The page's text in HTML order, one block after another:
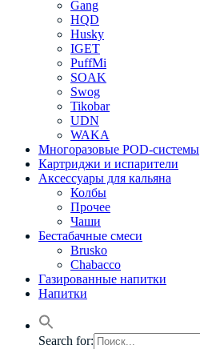
Gang
HQD
Husky
IGET
PuffMi
SOAK
Swog
Tikobar
UDN
WAKA
Многоразовые POD-системы
Картриджи и испарители
Аксессуары для кальяна
Колбы
Прочее
Чаши
Бестабачные смеси
Brusko
Chabacco
Газированные напитки
Напитки
Search for: